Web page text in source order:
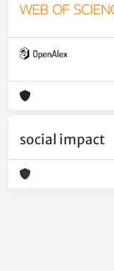
social impact